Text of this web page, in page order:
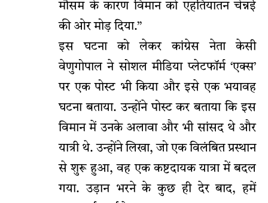
मौसम के कारण विमान को एहतियातन चेन्नई
की ओर मोड़ दिया.”
इस घटना को लेकर कांग्रेस नेता केसी
वेणुगोपाल ने सोशल मीडिया प्लेटफॉर्म ‘एक्स’
पर एक पोस्ट भी किया और इसे एक भयावह
घटना बताया. उन्होंने पोस्ट कर बताया कि इस
विमान में उनके अलावा और भी सांसद थे और
यात्री थे. उन्होंने लिखा, जो एक विलंबित प्रस्थान
से शुरू हुआ, वह एक कष्टदायक यात्रा में बदल
गया. उड़ान भरने के कुछ ही देर बाद, हमें